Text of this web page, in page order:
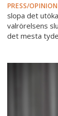
PRESS/OPINION
slopa det
valrörelsens
det mesta
Vem